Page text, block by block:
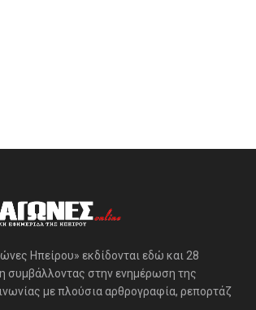
Ηπείρου» εκδίδονται εδώ και 28
συμβάλλοντας στην ενημέρωση της
με πλούσια αρθρογραφία, ρεπορτάζ